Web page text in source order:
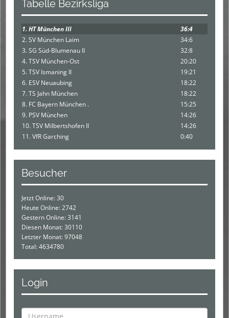
Tabelle Bezirksliga
1. HT München III
36:4
2. SV München Laim
34:6
3. SG Süd-Blumenau II
32:8
4. TSV München-Ost
20:20
5. TSV Ismaning II
19:21
6. ESV Neuaubing
18:22
7. TS Jahn München
18:22
8. FC Bayern München .
15:25
9. PSV München
14:26
10. TSV Milbertshofen II
14:26
11. VfR Garching
0:40
Besucher
Jetzt Online: 30
Heute Online: 2742
Gestern Online: 3141
Diesen Monat: 30110
Letzter Monat: 97048
Total: 4634780
Login